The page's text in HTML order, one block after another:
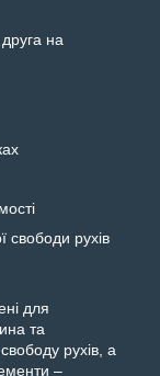
на
свободи рухів
для
та
рухів, а
–